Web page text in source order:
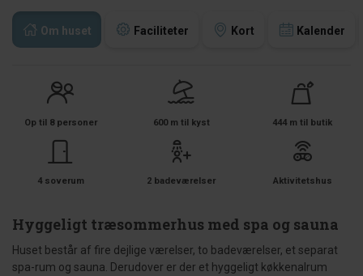
Om huset Faciliteter Kort Kalender
Op til 8 personer 600 m til kyst 444 m til butik
4 soverum 2 badeværelser Aktivitetshus
Hyggeligt træsommerhus med spa og sauna
Huset består af fire dejlige værelser, to badeværelser, et separat
spa-rum og sauna. Derudover er der et hyggeligt køkkenalrum